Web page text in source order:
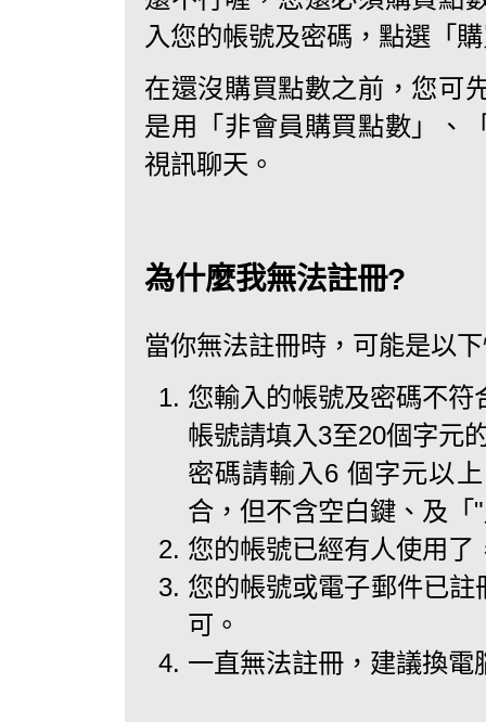
入您的帳號及密碼，點選「
在還沒購買點數之前，您可
是用「非會員購買點數」、
視訊聊天。
為什麼我無法註冊?
當你無法註冊時，可能是以
您輸入的帳號及密碼不符
帳號請填入3至20個字元
密碼請輸入6 個字元以
合，但不含空白鍵、及「
您的帳號已經有人使用
您的帳號或電子郵件已
可。
一直無法註冊，建議換